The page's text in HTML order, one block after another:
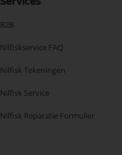
B2B
Nilfiskservice FAQ
Nilfisk Tekeningen
Nilfisk Service
Nilfisk Reparatie Formulier